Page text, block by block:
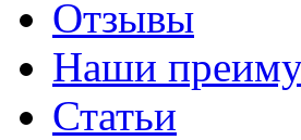
Отзывы
Наши
Статьи